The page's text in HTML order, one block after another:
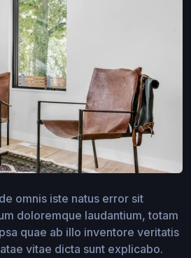
omnis iste natus error sit
doloremque laudantium, totam
quae ab illo inventore veritatis
vitae dicta sunt explicabo.